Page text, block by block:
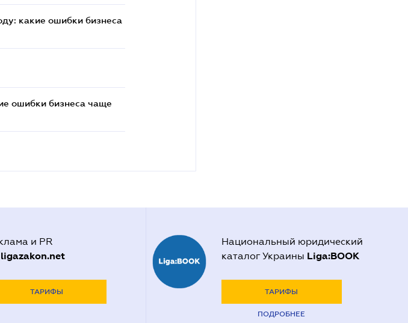
какие ошибки бизнеса
ошибки бизнеса чаще
и PR
ligazakon.net
ТАРИФЫ
Национальный юридический
каталог Украины Liga:BOOK
ТАРИФЫ
ПОДРОБНЕЕ